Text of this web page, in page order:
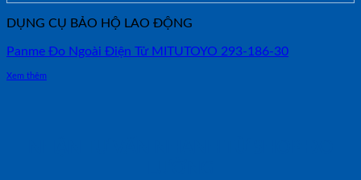
DỤNG CỤ BẢO HỘ LAO ĐỘNG
Panme Đo Ngoài Điện Tử MITUTOYO 293-186-30
Xem thêm